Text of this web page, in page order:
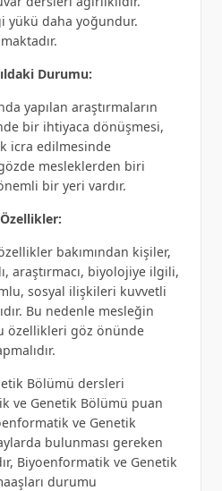
yükü daha yoğundur.
Durumu:
yapılan araştırmaların
bir ihtiyaca dönüşmesi,
icra edilmesinde
mesleklerden biri
bir yeri vardır.
bakımından kişiler,
araştırmacı, biyolojiye ilgili,
sosyal ilişkileri kuvvetli
Bu nedenle mesleğin
özellikleri göz önünde
Bölümü dersleri
ve Genetik Bölümü puan
ve Genetik
bulunması gereken
Biyoenformatik ve Genetik
durumu